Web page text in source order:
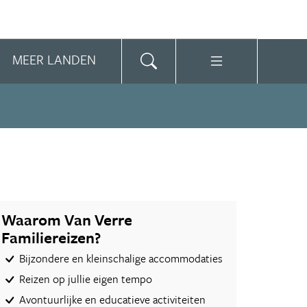
MEER LANDEN
Waarom Van Verre
Familiereizen?
Bijzondere en kleinschalige accommodaties
Reizen op jullie eigen tempo
Avontuurlijke en educatieve activiteiten